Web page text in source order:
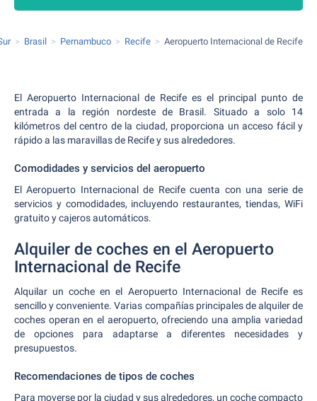
Brasil Pernambuco Recife Aeropuerto Internacional de Recife
El Aeropuerto Internacional de Recife es el principal punto de
entrada a la región nordeste de Brasil. Situado a solo 14
kilómetros del centro de la ciudad, proporciona un acceso fácil y
rápido a las maravillas de Recife y sus alrededores.
Comodidades y servicios del aeropuerto
El Aeropuerto Internacional de Recife cuenta con una serie de
servicios y comodidades, incluyendo restaurantes, tiendas, WiFi
gratuito y cajeros automáticos.
Alquiler de coches en el Aeropuerto
Internacional de Recife
Alquilar un coche en el Aeropuerto Internacional de Recife es
sencillo y conveniente. Varias compañías principales de alquiler de
coches operan en el aeropuerto, ofreciendo una amplia variedad
de opciones para adaptarse a diferentes necesidades y
presupuestos.
Recomendaciones de tipos de coches
Para moverse por la ciudad y sus alrededores, un coche compacto